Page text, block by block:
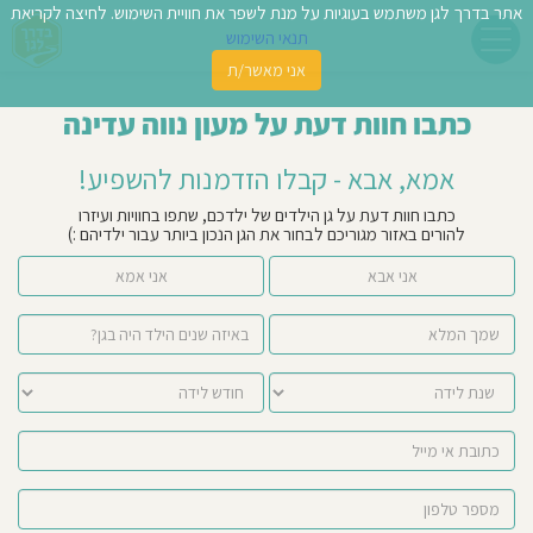
כתבו חוות דעת על מעון נווה עדינה
אמא, אבא - קבלו הזדמנות להשפיע!
כתבו חוות דעת על גן הילדים של ילדכם, שתפו בחוויות ועיזרו
להורים באזור מגוריכם לבחור את הגן הנכון ביותר עבור ילדיהם :)
אני אמא אני אבא
אתר בדרך לגן משתמש בעוגיות על מנת לשפר את חוויית השימוש. לחיצה לקריאת
תנאי השימוש
אני מאשר/ת